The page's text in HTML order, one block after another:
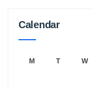
Calendar
M T W